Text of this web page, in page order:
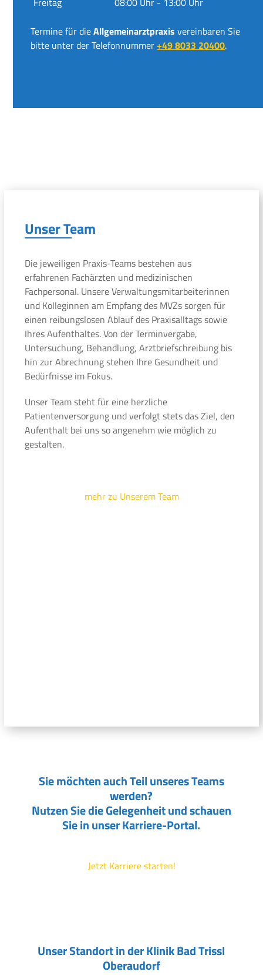
Termine für dieAllgemeinarztpraxis vereinbaren Sie
bitte unter der Telefonnummer+49 8033 20400.
Unser Team
Die jeweiligen Praxis-Teams bestehen aus
erfahrenen Fachärzten und medizinischen
Fachpersonal. Unsere Verwaltungsmitarbeiterinnen
und Kolleginnen am Empfang des MVZs sorgen für
einen reibungslosen Ablauf des Praxisalltags sowie
Ihres Aufenthaltes. Von der Terminvergabe,
Untersuchung, Behandlung, Arztbriefschreibung bis
hin zur Abrechnung stehen Ihre Gesundheit und
Bedürfnisse im Fokus.
Unser Team steht für eine herzliche
Patientenversorgung und verfolgt stets das Ziel, den
Aufenthalt bei uns so angenehm wie möglich zu
gestalten.
mehr zu Unserem Team
Sie möchten auch Teil unseres Teams
werden?
Nutzen Sie die Gelegenheit und schauen
Sie in unser Karriere-Portal.
Jetzt Karriere starten!
Unser Standort in der Klinik Bad Trissl
Oberaudorf